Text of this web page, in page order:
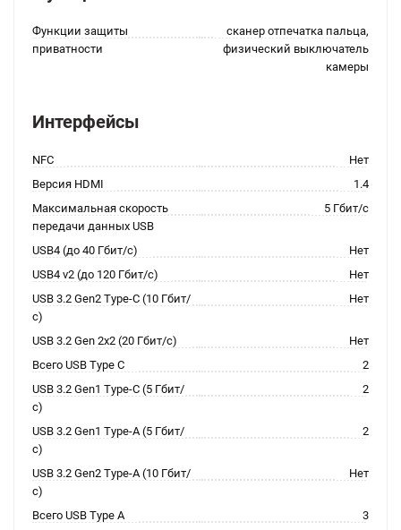
Функции защиты
приватности
сканер отпечатка пальца,
физический выключатель
камеры
Интерфейсы
NFC
Нет
Версия HDMI
1.4
Максимальная скорость
передачи данных USB
5 Гбит/с
USB4 (до 40 Гбит/с)
Нет
USB4 v2 (до 120 Гбит/с)
Нет
USB 3.2 Gen2 Type-C (10 Гбит/
с)
Нет
USB 3.2 Gen 2x2 (20 Гбит/с)
Нет
Всего USB Type C
2
USB 3.2 Gen1 Type-C (5 Гбит/
с)
2
USB 3.2 Gen1 Type-A (5 Гбит/
с)
2
USB 3.2 Gen2 Type-A (10 Гбит/
с)
Нет
Всего USB Type A
3